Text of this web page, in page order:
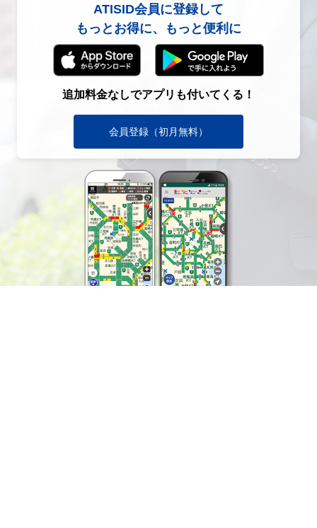
ATISID会員に登録して
もっとお得に、もっと便利に
追加料金なしでアプリも付いてくる！
会員登録（初月無料）